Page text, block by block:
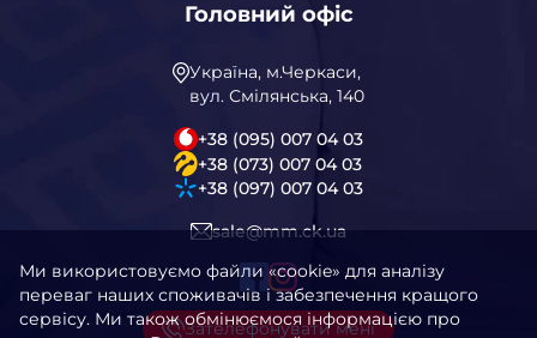
Головний офіс
Україна, м.Черкаси,
вул. Смілянська, 140
+38 (095) 007 04 03
+38 (073) 007 04 03
+38 (097) 007 04 03
sale@mm.ck.ua
Зателефонувати мені
Ми використовуємо файли «cookie» для аналізу
переваг наших споживачів і забезпечення кращого
сервісу. Ми також обмінюємося інформацією про